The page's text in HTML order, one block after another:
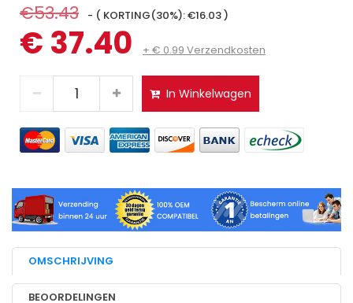
€53.43 - ( KORTING(30%): €16.03 )
€ 37.40 + € 0.99 Verzendkosten
In Winkelwagen
OMSCHRIJVING
BEOORDELINGEN